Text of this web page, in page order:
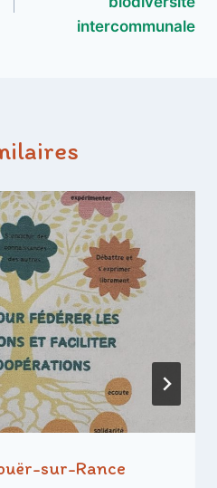
intercommunale
sur-Rance